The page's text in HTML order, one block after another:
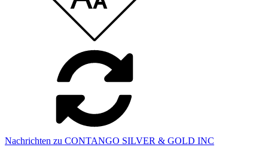
Nachrichten zu CONTANGO SILVER & GOLD INC